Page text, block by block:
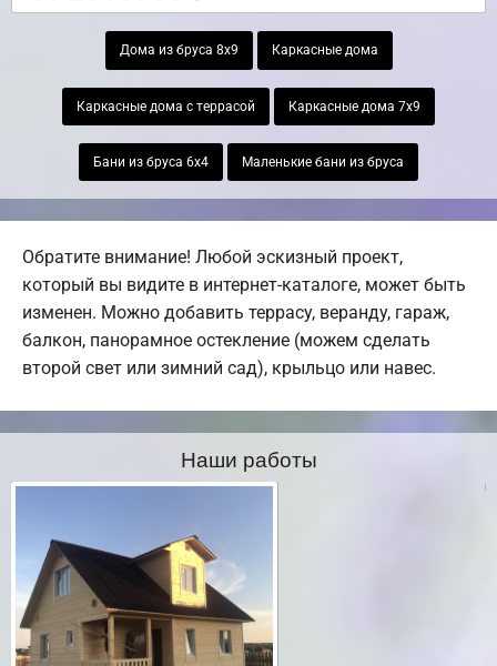
Дома из бруса 8х9 Каркасные дома
Каркасные дома с террасой Каркасные дома 7х9
Бани из бруса 6х4 Маленькие бани из бруса
Обратите внимание! Любой эскизный проект,
который вы видите в интернет-каталоге, может быть
изменен. Можно добавить террасу, веранду, гараж,
балкон, панорамное остекление (можем сделать
второй свет или зимний сад), крыльцо или навес.
Наши работы